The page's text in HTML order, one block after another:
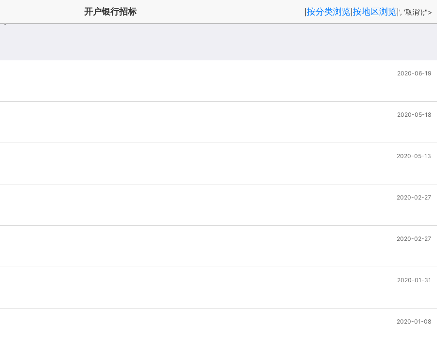
开户银行招标 按分类浏览 按地区浏览 |', '取消');">
2020-06-19
2020-05-18
2020-05-13
2020-02-27
2020-02-27
2020-01-31
2020-01-08